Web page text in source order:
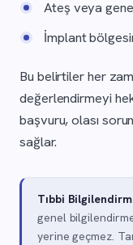
Ateş veya
İmplant
Bu belirtiler her
değerlendirmeyi
başvuru, olası
sağlar.
Tıbbi
genel
yerine geçmez.